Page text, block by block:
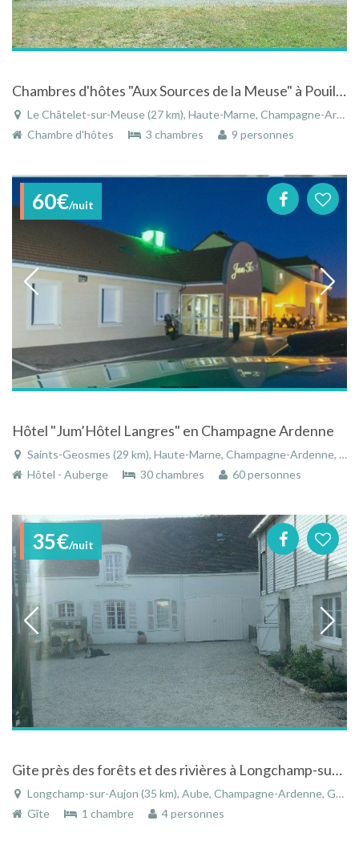
Chambres d'hôtes "Aux Sources de la Meuse" à Pouilly en Bassigny en Haute-Marne
Le Châtelet-sur-Meuse (27 km), Haute-Marne, Champagne-Ardenne, Grand Est, France
Chambre d'hôtes
3 chambres 9 personnes
60€/nuit
Hôtel "Jum’Hôtel Langres" en Champagne Ardenne
Saints-Geosmes (29 km), Haute-Marne, Champagne-Ardenne, Grand Est, France
Hôtel - Auberge
30 chambres 60 personnes
35€/nuit
Gite près des forêts et des rivières à Longchamp-sur-Aujon dans l'Aube en Champagne-Ardenne
Longchamp-sur-Aujon (35 km), Aube, Champagne-Ardenne, Grand Est, France
Gîte
1 chambre 4 personnes